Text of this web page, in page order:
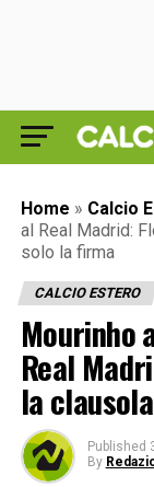
Home » Calcio
al Real Madrid:
solo la firma
CALCIO ESTERO
Mourinho
Real
la
Published
By